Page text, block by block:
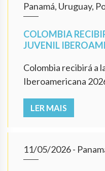
Panamá, Uruguay,
COLOMBIA
JUVENIL
Colombia recibirá a
Iberoamericana
LER MAIS
11/05/2026-